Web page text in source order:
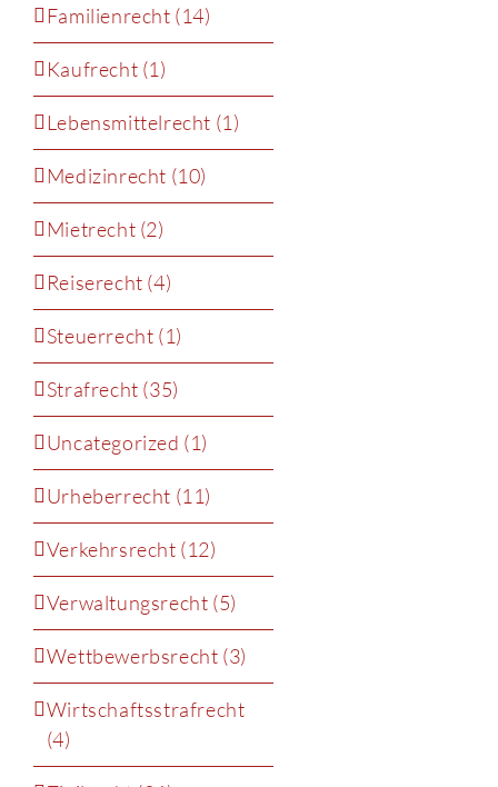
Familienrecht (14)
Kaufrecht (1)
Lebensmittelrecht (1)
Medizinrecht (10)
Mietrecht (2)
Reiserecht (4)
Steuerrecht (1)
Strafrecht (35)
Uncategorized (1)
Urheberrecht (11)
Verkehrsrecht (12)
Verwaltungsrecht (5)
Wettbewerbsrecht (3)
Wirtschaftsstrafrecht
(4)